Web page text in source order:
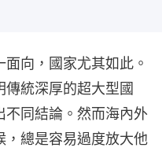
向，國家尤其如此。
統深厚的超大型國
不同結論。然而海內外
，總是容易過度放大他